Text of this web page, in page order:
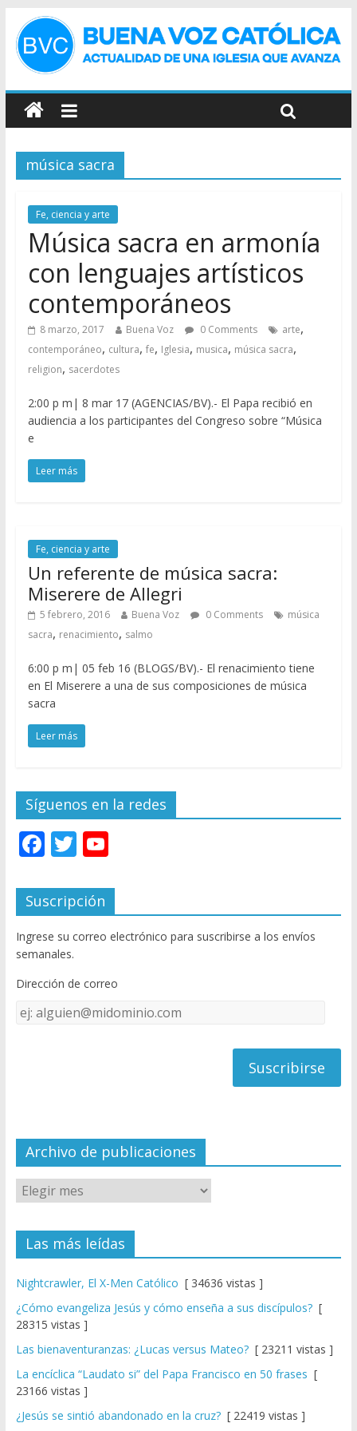
música sacra
Fe, ciencia y arte
Música sacra en armonía
con lenguajes artísticos
contemporáneos
8 marzo, 2017 Buena Voz 0 Comments arte,
contemporáneo, cultura, fe, Iglesia, musica, música sacra,
religion, sacerdotes
2:00 p m| 8 mar 17 (AGENCIAS/BV).- El Papa recibió en
audiencia a los participantes del Congreso sobre “Música
e
Leer más
Fe, ciencia y arte
Un referente de música sacra:
Miserere de Allegri
5 febrero, 2016 Buena Voz 0 Comments
música
sacra, renacimiento, salmo
6:00 p m| 05 feb 16 (BLOGS/BV).- El renacimiento tiene
en El Miserere a una de sus composiciones de música
sacra
Leer más
Síguenos en la redes
F
e
b
o
o
k
T
itt
er
Y
u
T
u
e
C
el
Suscripción
Ingrese su correo electrónico para suscribirse a los envíos
semanales.
Dirección de correo
Dirección
de
Archivo de publicaciones
Las más leídas
Nightcrawler, El X-Men Católico [ 34636 vistas ]
¿Cómo evangeliza Jesús y cómo enseña a sus discípulos?[
28315 vistas ]
Las bienaventuranzas: ¿Lucas versus Mateo?[ 23211 vistas ]
La encíclica “Laudato si” del Papa Francisco en 50 frases [
23166 vistas ]
¿Jesús se sintió abandonado en la cruz?[ 22419 vistas ]